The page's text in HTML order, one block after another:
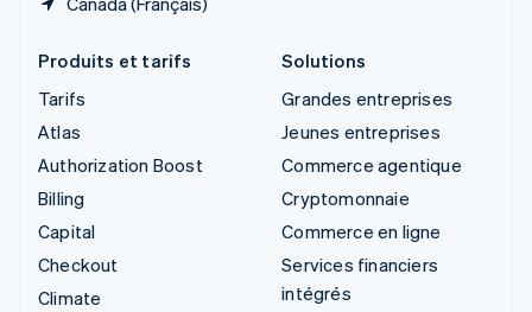
Produits et tarifs
Tarifs
Atlas
Authorization Boost
Billing
Capital
Checkout
Climate
Solutions
Grandes entreprises
Jeunes entreprises
Commerce agentique
Cryptomonnaie
Commerce en ligne
Services financiers
intégrés